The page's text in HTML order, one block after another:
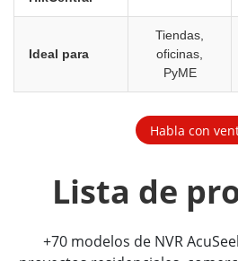
Ideal para
Tiendas,
oficinas,
PyME
Habla con
Lista de
+70 modelos de NVR